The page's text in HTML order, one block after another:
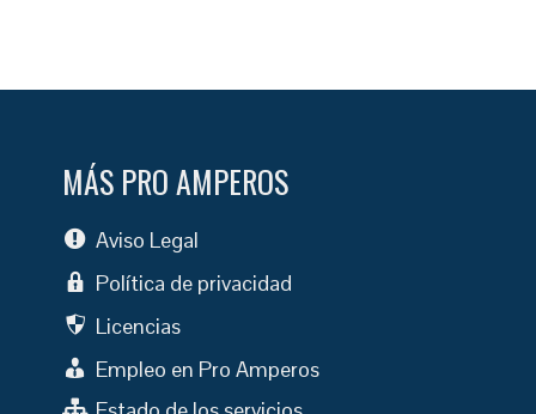
MÁS PRO AMPEROS
Aviso Legal
Política de privacidad
Licencias
Empleo en Pro Amperos